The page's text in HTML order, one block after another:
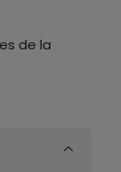
de la